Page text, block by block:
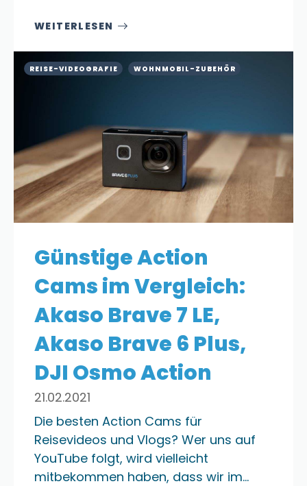
WEITERLESEN
REISE-VIDEOGRAFIE WOHNMOBIL-ZUBEHÖR
Günstige Action
Cams im Vergleich:
Akaso Brave 7 LE,
Akaso Brave 6 Plus,
DJI Osmo Action
21.02.2021
Die besten Action Cams für
Reisevideos und Vlogs? Wer uns auf
YouTube folgt, wird vielleicht
mitbekommen haben, dass wir im…